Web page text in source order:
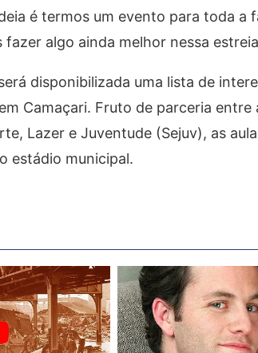
é termos um evento para toda a
fazer algo ainda melhor nessa
disponibilizada uma lista de
Camaçari. Fruto de parceria
Lazer e Juventude (Sejuv), as
estádio municipal.